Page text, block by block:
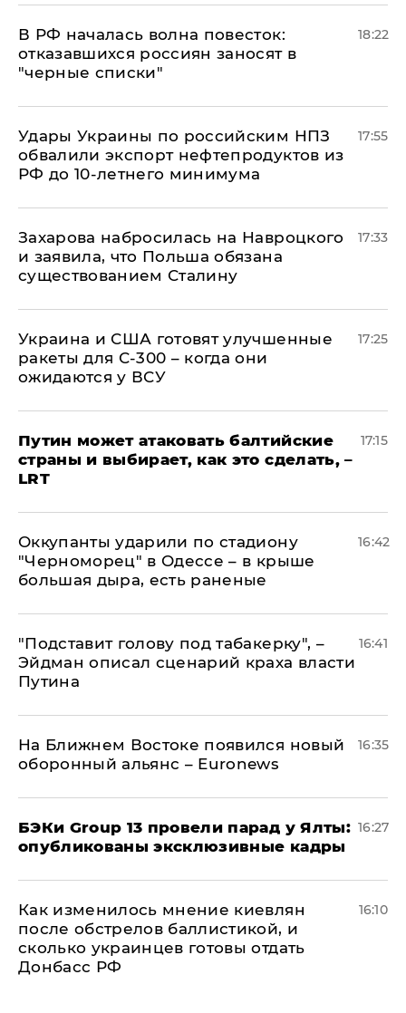
​В РФ началась волна повесток:
отказавшихся россиян заносят в
"черные списки"
18:22
Удары Украины по российским НПЗ
обвалили экспорт нефтепродуктов из
РФ до 10-летнего минимума
17:55
​Захарова набросилась на Навроцкого
и заявила, что Польша обязана
существованием Сталину
17:33
Украина и США готовят улучшенные
ракеты для С-300 – когда они
ожидаются у ВСУ
17:25
Путин может атаковать балтийские
страны и выбирает, как это сделать, –
LRT
17:15
Оккупанты ударили по стадиону
"Черноморец" в Одессе – в крыше
большая дыра, есть раненые
16:42
​"Подставит голову под табакерку", –
Эйдман описал сценарий краха власти
Путина
16:41
На Ближнем Востоке появился новый
оборонный альянс – Euronews
16:35
​БЭКи Group 13 провели парад у Ялты:
опубликованы эксклюзивные кадры
16:27
Как изменилось мнение киевлян
после обстрелов баллистикой, и
сколько украинцев готовы отдать
Донбасс РФ
16:10